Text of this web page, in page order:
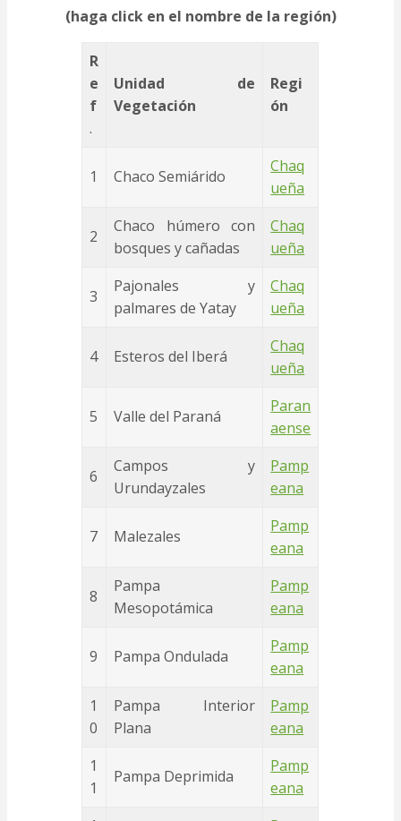
(haga click en el nombre de la región)
R
e
f
.
Unidad de
Vegetación
Regi
ón
1 Chaco Semiárido
Chaq
ueña
2
Chaco húmero con
bosques y cañadas
Chaq
ueña
3
Pajonales y
palmares de Yatay
Chaq
ueña
4 Esteros del Iberá
Chaq
ueña
5 Valle del Paraná
Paran
aense
6
Campos y
Urundayzales
Pamp
eana
7 Malezales
Pamp
eana
8
Pampa
Mesopotámica
Pamp
eana
9 Pampa Ondulada
Pamp
eana
1
0
Pampa Interior
Plana
Pamp
eana
1
1
Pampa Deprimida
Pamp
eana